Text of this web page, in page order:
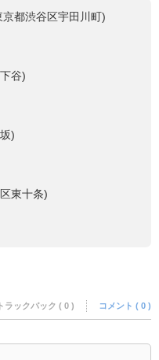
都渋谷区宇田川町)
谷)
)
東十条)
トラックバック ( 0 ) コメント ( 0 )